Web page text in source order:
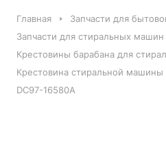
Главная
Запчасти для
Запчасти для стиральных машин
Крестовины барабана для
Крестовина стиральной машины
DC97-16580A